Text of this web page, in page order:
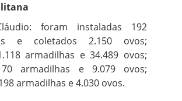
foram instaladas 192
e coletados 2.150 ovos;
armadilhas e 34.489 ovos;
armadilhas e 9.079 ovos;
armadilhas e 4.030 ovos.